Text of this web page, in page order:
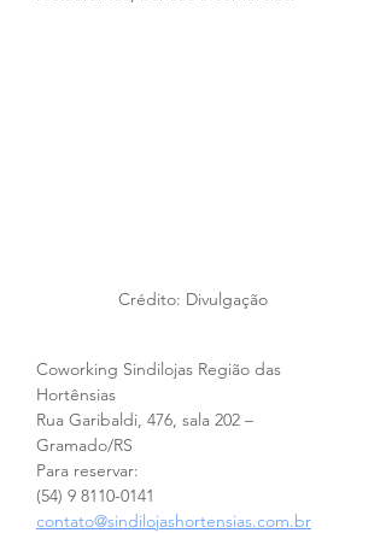
Crédito: Divulgação
Coworking Sindilojas Região das
Hortênsias
Rua Garibaldi, 476, sala 202 –
Gramado/RS
Para reservar:
(54) 9 8110-0141
contato@sindilojashortensias.com.br